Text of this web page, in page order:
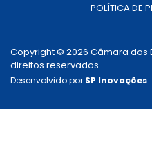
POLÍTICA DE
Copyright © 2026 Câmara dos
direitos reservados.
Desenvolvido por SP Inovações